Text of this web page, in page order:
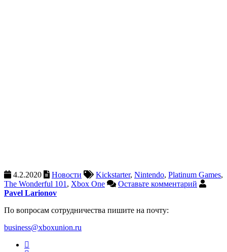
4.2.2020 Новости Kickstarter, Nintendo, Platinum Games,
The Wonderful 101, Xbox One
Оставьте комментарий
Pavel Larionov
По вопросам сотрудничества пишите на почту:
business@xboxunion.ru